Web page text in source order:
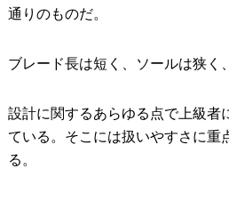
通りのものだ。
ブレード長は短く、ソールは狭く
設計に関するあらゆる点で上級者
ている。そこには扱いやすさに重
る。